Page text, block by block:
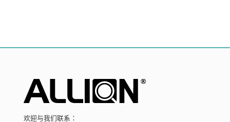
欢迎与我们联系：